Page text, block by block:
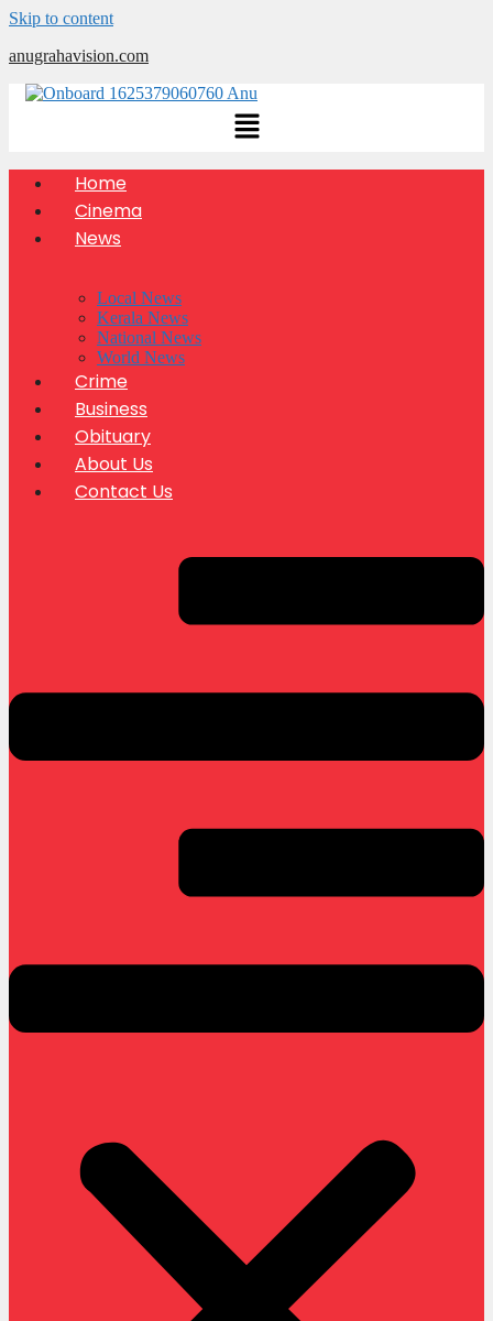
Skip to content
anugrahavision.com
Home
Cinema
News
Local News
Kerala News
National News
World News
Crime
Business
Obituary
About Us
Contact Us